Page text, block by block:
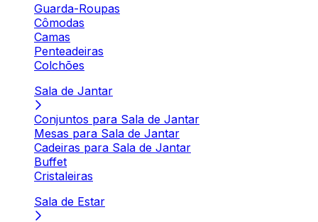
Guarda-Roupas
Cômodas
Camas
Penteadeiras
Colchões
Sala de Jantar
Conjuntos para Sala de Jantar
Mesas para Sala de Jantar
Cadeiras para Sala de Jantar
Buffet
Cristaleiras
Sala de Estar